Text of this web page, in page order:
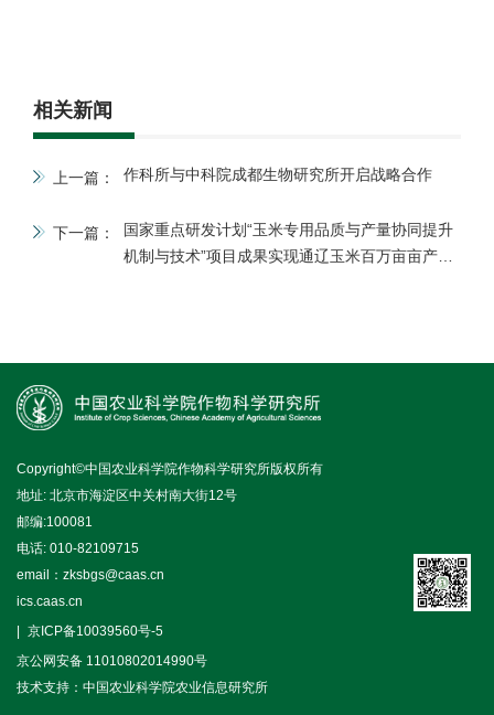
相关新闻
上一篇： 作科所与中科院成都生物研究所开启战略合作
下一篇：
国家重点研发计划“玉米专用品质与产量协同提升
机制与技术”项目成果实现通辽玉米百万亩亩产超
Copyright©中国农业科学院作物科学研究所版权所有
地址: 北京市海淀区中关村南大街12号
邮编:100081
电话: 010-82109715
email：zksbgs@caas.cn
ics.caas.cn
京ICP备10039560号-5
京公网安备 11010802014990号
技术支持：中国农业科学院农业信息研究所